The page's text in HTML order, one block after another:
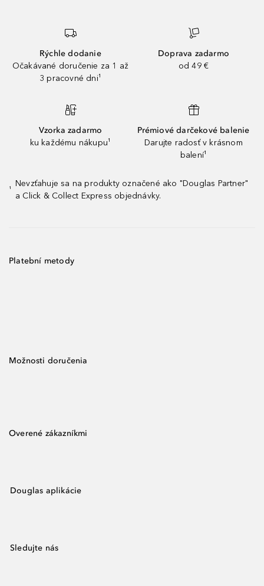
Rýchle dodanie
Očakávané doručenie za 1 až
3 pracovné dni¹
Doprava zadarmo
od 49 €
Vzorka zadarmo
ku každému nákupu¹
Prémiové darčekové balenie
Darujte radosť v krásnom
balení¹
¹
Nevzťahuje sa na produkty označené ako "Douglas Partner"
a Click & Collect Express objednávky.
Platební metody
Možnosti doručenia
Overené zákazníkmi
Douglas aplikácie
Sledujte nás